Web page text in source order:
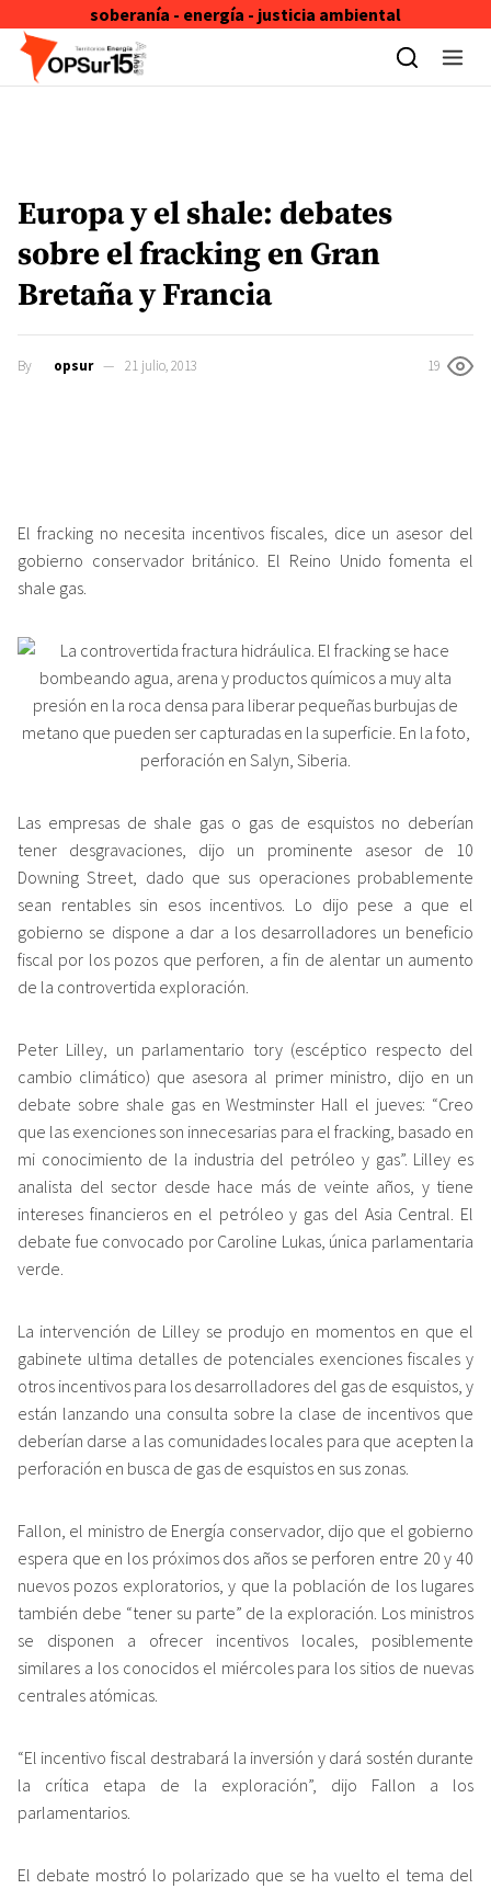
soberanía - energía - justicia ambiental
Skip to content
Europa y el shale: debates
sobre el fracking en Gran
Bretaña y Francia
By opsur 21 julio, 2013 19
El fracking no necesita incentivos fiscales, dice un asesor del
gobierno conservador británico. El Reino Unido fomenta el
shale gas.
Las empresas de shale gas o gas de esquistos no deberían
tener desgravaciones, dijo un prominente asesor de 10
Downing Street, dado que sus operaciones probablemente
sean rentables sin esos incentivos. Lo dijo pese a que el
gobierno se dispone a dar a los desarrolladores un beneficio
fiscal por los pozos que perforen, a fin de alentar un aumento
de la controvertida exploración.
Peter Lilley, un parlamentario tory (escéptico respecto del
cambio climático) que asesora al primer ministro, dijo en un
debate sobre shale gas en Westminster Hall el jueves: “Creo
que las exenciones son innecesarias para el fracking, basado en
mi conocimiento de la industria del petróleo y gas”. Lilley es
analista del sector desde hace más de veinte años, y tiene
intereses financieros en el petróleo y gas del Asia Central. El
debate fue convocado por Caroline Lukas, única parlamentaria
verde.
La intervención de Lilley se produjo en momentos en que el
gabinete ultima detalles de potenciales exenciones fiscales y
otros incentivos para los desarrolladores del gas de esquistos, y
están lanzando una consulta sobre la clase de incentivos que
deberían darse a las comunidades locales para que acepten la
perforación en busca de gas de esquistos en sus zonas.
Fallon, el ministro de Energía conservador, dijo que el gobierno
espera que en los próximos dos años se perforen entre 20 y 40
nuevos pozos exploratorios, y que la población de los lugares
también debe “tener su parte” de la exploración. Los ministros
se disponen a ofrecer incentivos locales, posiblemente
similares a los conocidos el miércoles para los sitios de nuevas
centrales atómicas.
“El incentivo fiscal destrabará la inversión y dará sostén durante
la crítica etapa de la exploración”, dijo Fallon a los
parlamentarios.
El debate mostró lo polarizado que se ha vuelto el tema del